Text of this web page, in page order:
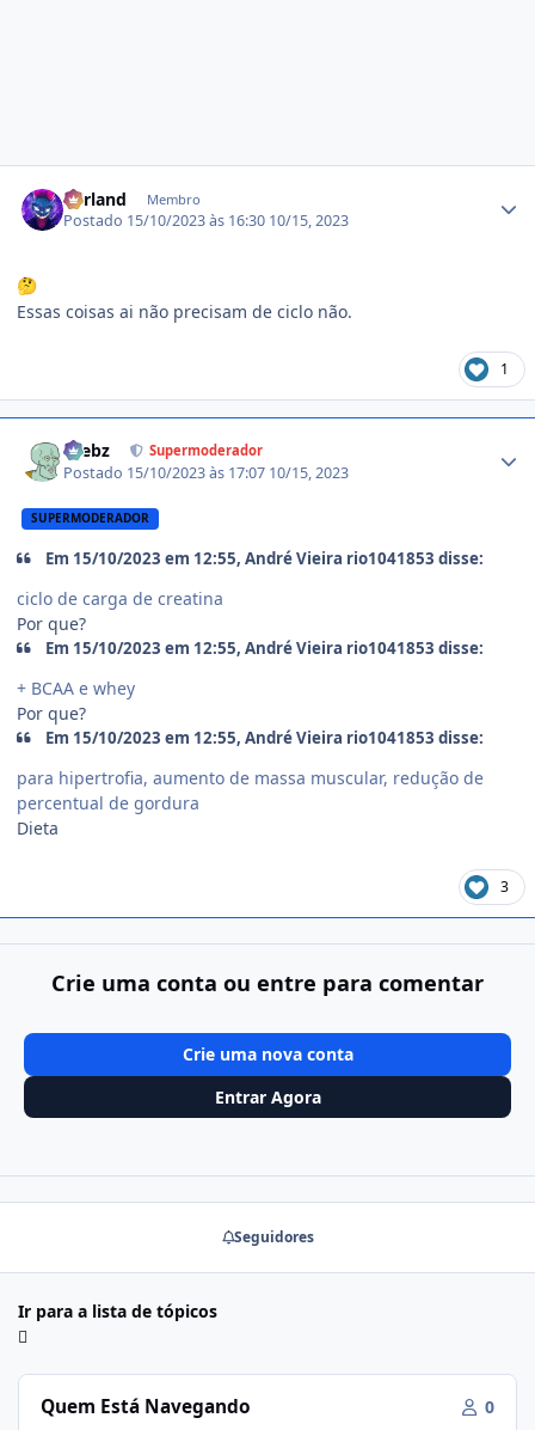
b0rland Membro
Postado 15/10/2023 às 16:30 10/15, 2023
🤔
Essas coisas ai não precisam de ciclo não.
1
krebz Supermoderador
Postado 15/10/2023 às 17:07 10/15, 2023
SUPERMODERADOR
Em 15/10/2023 em 12:55, André Vieira rio1041853 disse:
ciclo de carga de creatina
Por que?
Em 15/10/2023 em 12:55, André Vieira rio1041853 disse:
+ BCAA e whey
Por que?
Em 15/10/2023 em 12:55, André Vieira rio1041853 disse:
para hipertrofia, aumento de massa muscular, redução de
percentual de gordura
Dieta
3
Crie uma conta ou entre para comentar
Crie uma nova conta
Entrar Agora
Seguidores
Ir para a lista de tópicos
Quem Está Navegando 0